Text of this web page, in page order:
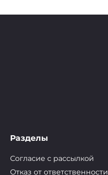
Разделы
Согласие с рассылкой
Отказ от ответственности